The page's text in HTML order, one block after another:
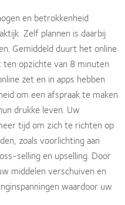
en betrokkenheid
Zelf plannen is daarbij
Gemiddeld duurt het online
ten opzichte van 8 minuten
zet en in apps hebben
om een afspraak te maken
drukke leven. Uw
tijd om zich te richten op
zoals voorlichting aan
selling en upselling. Door
middelen verschuiven en
waardoor uw